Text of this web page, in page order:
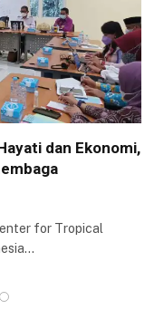
dan Ekonomi,
for Tropical